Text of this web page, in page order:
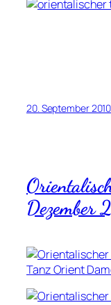
20. September 2010
Dezember